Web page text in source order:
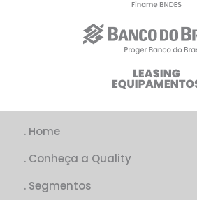
. Home
. Conheça a Quality
. Segmentos